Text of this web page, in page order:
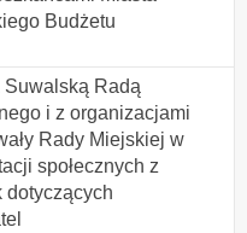
Budżetu
Suwalską Radą
i z organizacjami
Rady Miejskiej w
społecznych z
dotyczących